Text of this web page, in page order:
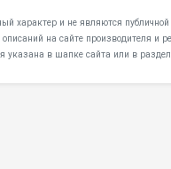
характер и не являются публичной
на сайте производителя и
указана в шапке сайта или в